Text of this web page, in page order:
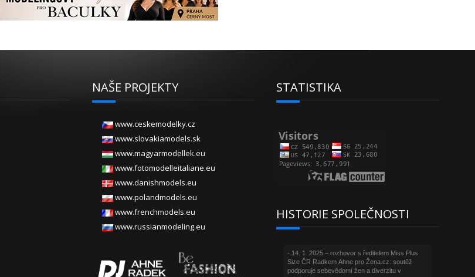
NAŠE PROJEKTY
www.ceskemodelky.cz
www.slovakiamodels.sk
www.magyarmodellek.eu
www.fotomodelleitaliane.eu
www.danishmodels.eu
www.polandmodels.eu
www.frenchmodels.eu
www.russianmodeling.eu
STATISTIKA
HISTORIE SPOLEČNOSTI